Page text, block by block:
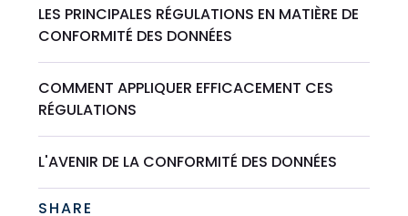
LES PRINCIPALES RÉGULATIONS EN MATIÈRE DE
CONFORMITÉ DES DONNÉES
COMMENT APPLIQUER EFFICACEMENT CES
RÉGULATIONS
L'AVENIR DE LA CONFORMITÉ DES DONNÉES
SHARE